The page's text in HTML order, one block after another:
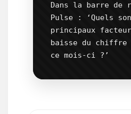
Dans la barre de
Pulse : ‘Quels
principaux
baisse du chiffre
ce mois-ci ?’